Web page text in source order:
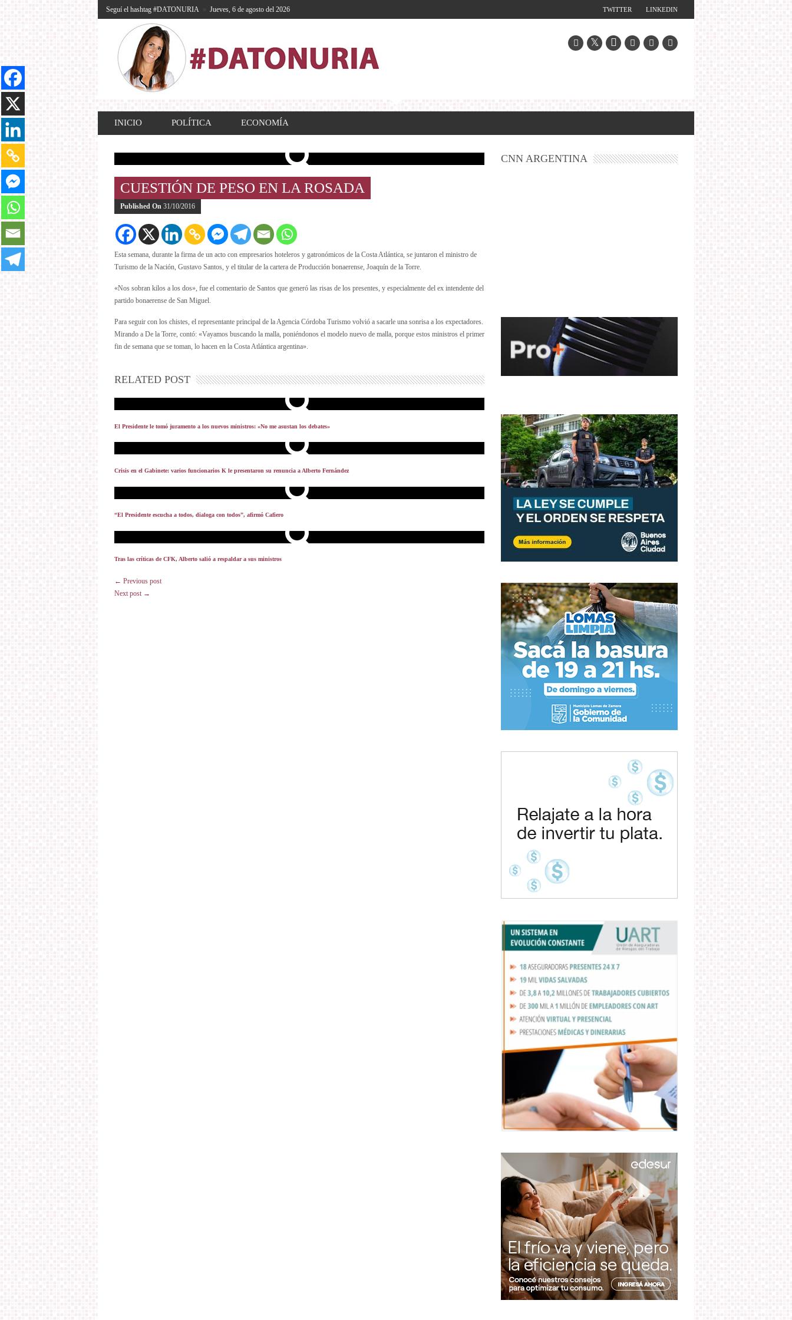
Seguí el hashtag #DATONURIA » Jueves, 6 de agosto del 2026 LINKEDIN
TWITTER
INICIO POLÍTICA ECONOMÍA
CUESTIÓN DE PESO EN LA ROSADA
Published On 31/10/2016
Esta semana, durante la firma de un acto con empresarios hoteleros y gatronómicos de la Costa Atlántica, se juntaron el ministro de
Turismo de la Nación, Gustavo Santos, y el titular de la cartera de Producción bonaerense, Joaquín de la Torre.
«Nos sobran kilos a los dos», fue el comentario de Santos que generó las risas de los presentes, y especialmente del ex intendente del
partido bonaerense de San Miguel.
Para seguir con los chistes, el representante principal de la Agencia Córdoba Turismo volvió a sacarle una sonrisa a los expectadores.
Mirando a De la Torre, contó: «Vayamos buscando la malla, poniéndonos el modelo nuevo de malla, porque estos ministros el primer
fin de semana que se toman, lo hacen en la Costa Atlántica argentina».
RELATED POST
El Presidente le tomó juramento a los nuevos ministros: «No me asustan los debates»
Crisis en el Gabinete: varios funcionarios K le presentaron su renuncia a Alberto Fernández
“El Presidente escucha a todos, dialoga con todos”, afirmó Cafiero
Tras las críticas de CFK, Alberto salió a respaldar a sus ministros
← Previous post
Next post →
CNN ARGENTINA